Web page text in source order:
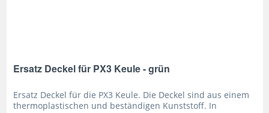
Ersatz Deckel für PX3 Keule - grün
Ersatz Deckel für die PX3 Keule. Die Deckel sind aus einem
thermoplastischen und beständigen Kunststoff. In